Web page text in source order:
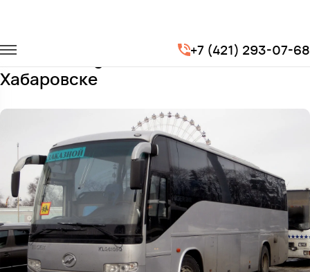
+7 (421) 293-07-68
Higer 6129
Заказать Higer 6129 с водителем в
Хабаровске